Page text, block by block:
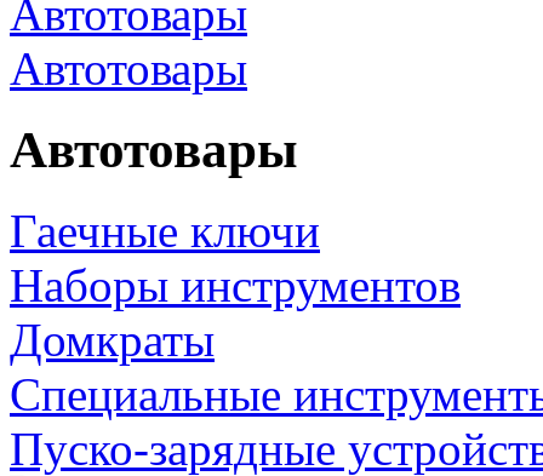
Автотовары
Автотовары
Гаечные ключи
Наборы инструментов
Домкраты
Специальные
Пуско-зарядные